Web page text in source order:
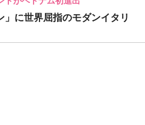
」に世界屈指のモダンイタリ